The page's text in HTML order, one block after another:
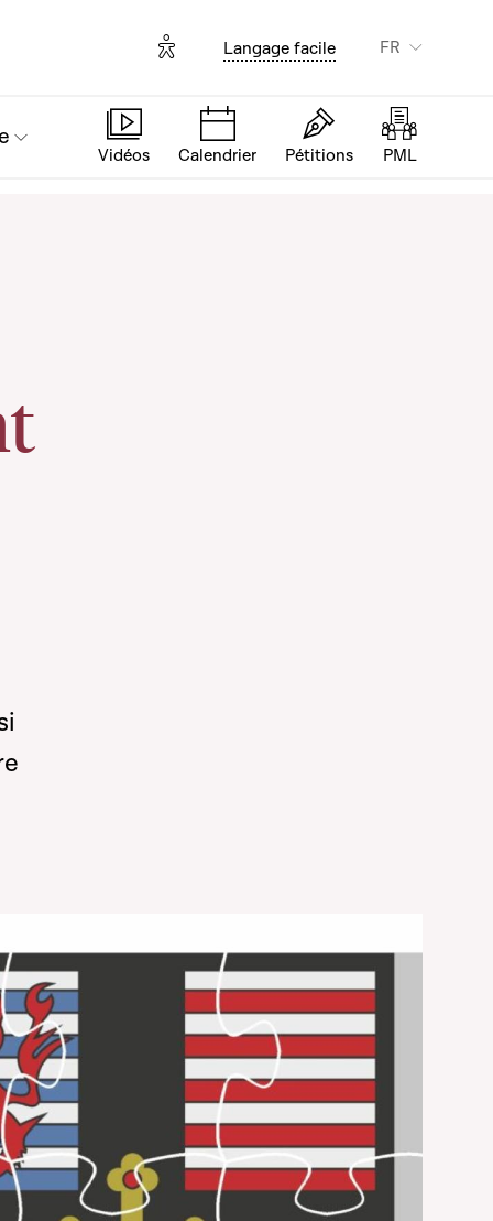
Options d'accessibilité
Langage facile FR
Vidéos Calendrier Pétitions PML